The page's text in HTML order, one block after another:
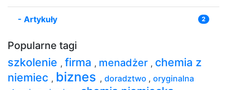
- Artykuły 2
Popularne tagi
szkolenie , firma , menadżer , chemia z
niemiec , biznes , doradztwo , oryginalna